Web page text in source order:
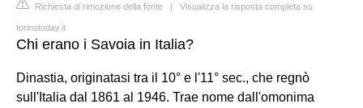
Richiesta di rimozione della fonte | Visualizza la risposta completa su
torinotoday.it
Chi erano i Savoia in Italia?
Dinastia, originatasi tra il 10° e l'11° sec., che regnò
sull'Italia dal 1861 al 1946. Trae nome dall'omonima